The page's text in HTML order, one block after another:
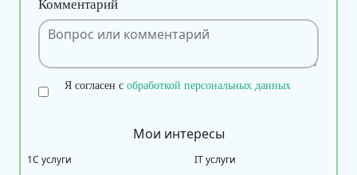
Комментарий
Я согласен с обработкой персональных данных
Мои интересы
1С услуги
IT услуги